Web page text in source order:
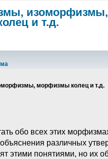
изоморфизмы,
и т.д.
морфизмы колец и т.д.
обо всех этих
различных
этими понятиями, но их